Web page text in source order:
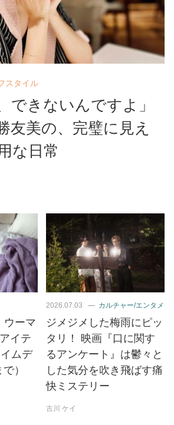
スタイル
できないんですよ」
友美の、完璧に見え
な日常
ウーマ
イテ
ムデ
）
2026.07.03 カルチャー/エンタメ
ジメジメした梅雨にピッ
タリ！ 映画『口に関す
るアンケート』は鬱々と
した気分を吹き飛ばす痛
快ミステリー
古川 ケイ